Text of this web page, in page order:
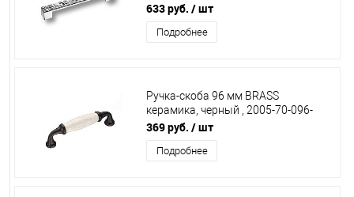
633 руб. / шт
Подробнее
Ручка-скоба 96 мм BRASS
керамика, черный , 2005-70-096-
08***
369 руб. / шт
Подробнее